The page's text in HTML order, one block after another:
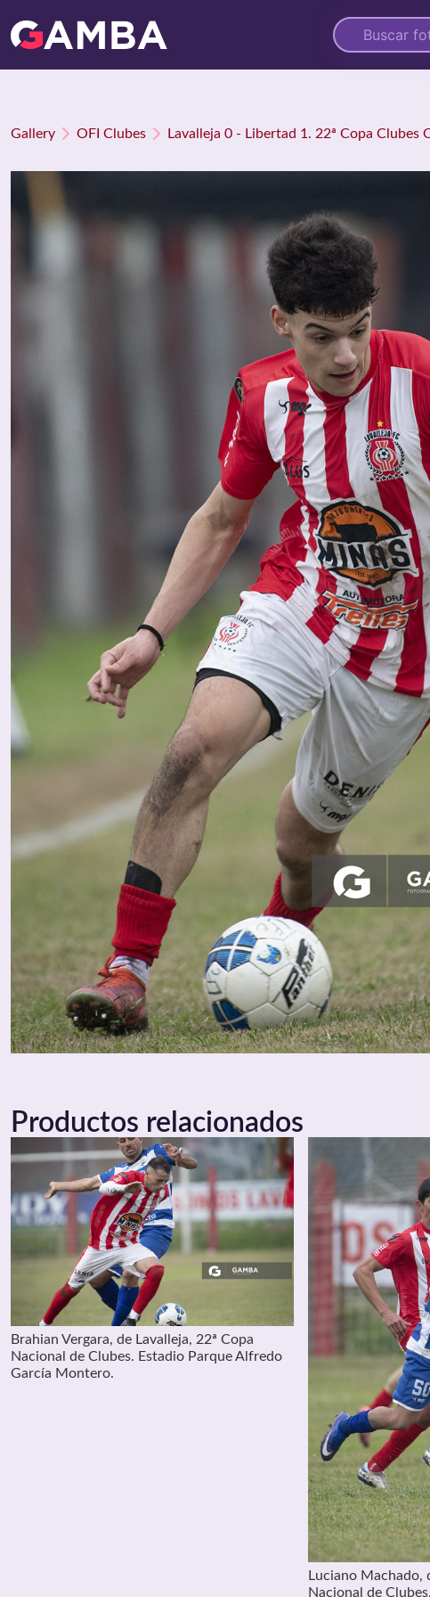
Gallery OFI Clubes Lavalleja 0 - Libertad 1. 22ª Copa Clubes
Productos relacionados
Brahian Vergara, de Lavalleja, 22ª Copa
Nacional de Clubes. Estadio Parque Alfredo
García Montero.
Luciano Machado,
Nacional de